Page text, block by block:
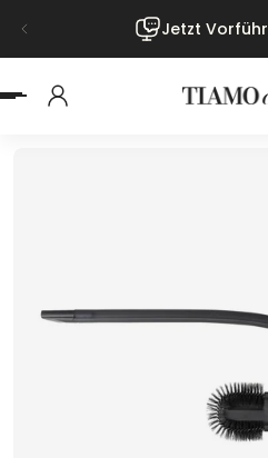
springen Jetzt